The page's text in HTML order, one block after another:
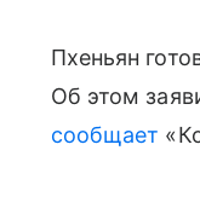
Пхеньян
Об этом
сообщает